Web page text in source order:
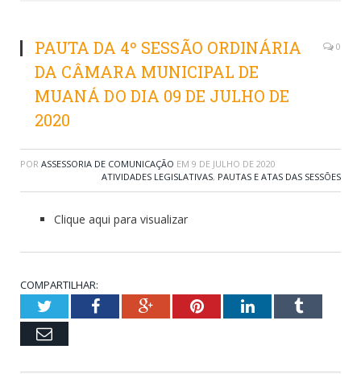
PAUTA DA 4º SESSÃO ORDINÁRIA
DA CÂMARA MUNICIPAL DE
MUANÁ DO DIA 09 DE JULHO DE
2020
0
POR ASSESSORIA DE COMUNICAÇÃO EM 9 DE JULHO DE 2020
ATIVIDADES LEGISLATIVAS, PAUTAS E ATAS DAS SESSÕES
Clique aqui para visualizar
COMPARTILHAR:
TwitterFacebookGoogle+PinterestLinkedInTumblr
Email